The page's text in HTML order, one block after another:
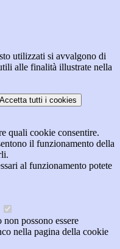
utilizzati si avvalgono di
alle finalità illustrate nella
Accetta tutti i cookies
quali cookie consentire.
il funzionamento della
al funzionamento potete
possono essere
nella pagina della cookie